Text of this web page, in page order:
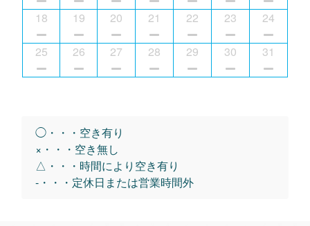
18 19 20 21 22 23 24
25 26 27 28 29 30 31
◯・・・空き有り
×・・・空き無し
△・・・時間により空き有り
-・・・定休日または営業時間外